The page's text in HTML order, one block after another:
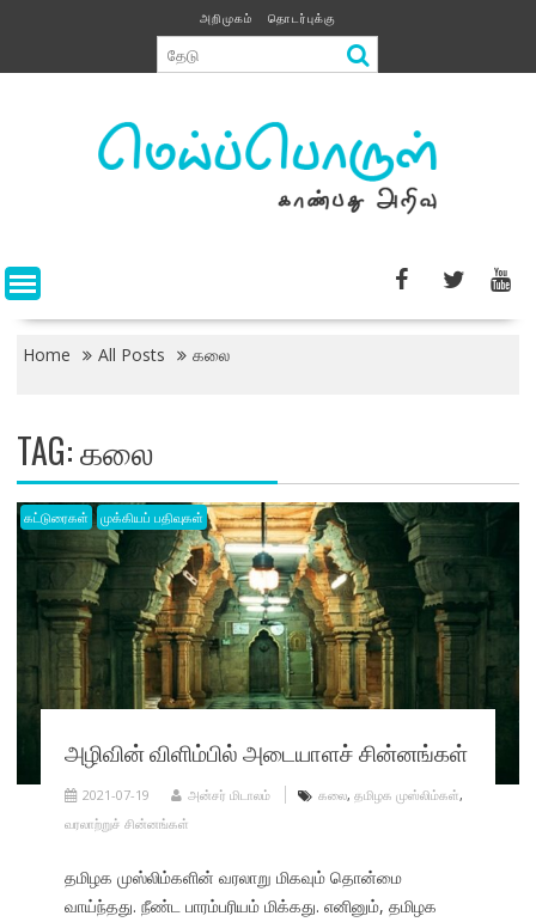
content
அறிமுகம் தொடர்புக்கு
Home All Posts கலை
TAG:கலை
கட்டுரைகள் முக்கியப் பதிவுகள்
அழிவின் விளிம்பில் அடையாளச் சின்னங்கள்
2021-07-19 அன்சர் மிடாலம் கலை, தமிழக முஸ்லிம்கள்,
வரலாற்றுச் சின்னங்கள்
தமிழக முஸ்லிம்களின் வரலாறு மிகவும் தொன்மை
வாய்ந்தது. நீண்ட பாரம்பரியம் மிக்கது. எனினும், தமிழக